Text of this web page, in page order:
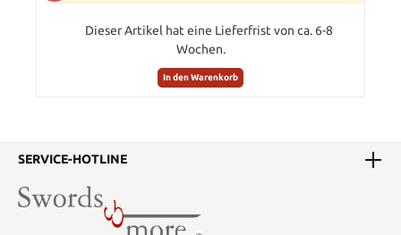
Dieser Artikel hat eine Lieferfrist von ca. 6-8
Wochen.
In den Warenkorb
SERVICE-HOTLINE